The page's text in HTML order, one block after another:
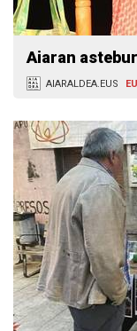
Aiaran
AIARALDEA.EUS